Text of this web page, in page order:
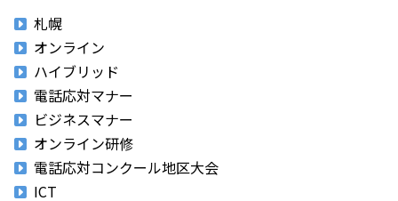
札幌
オンライン
ハイブリッド
電話応対マナー
ビジネスマナー
オンライン研修
電話応対コンクール地区大会
ICT